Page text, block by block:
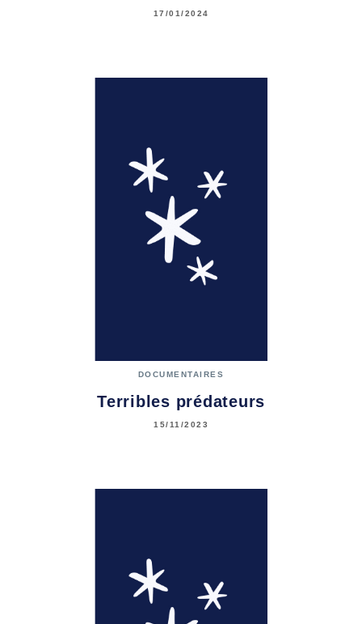
17/01/2024
DOCUMENTAIRES
Terribles prédateurs
15/11/2023